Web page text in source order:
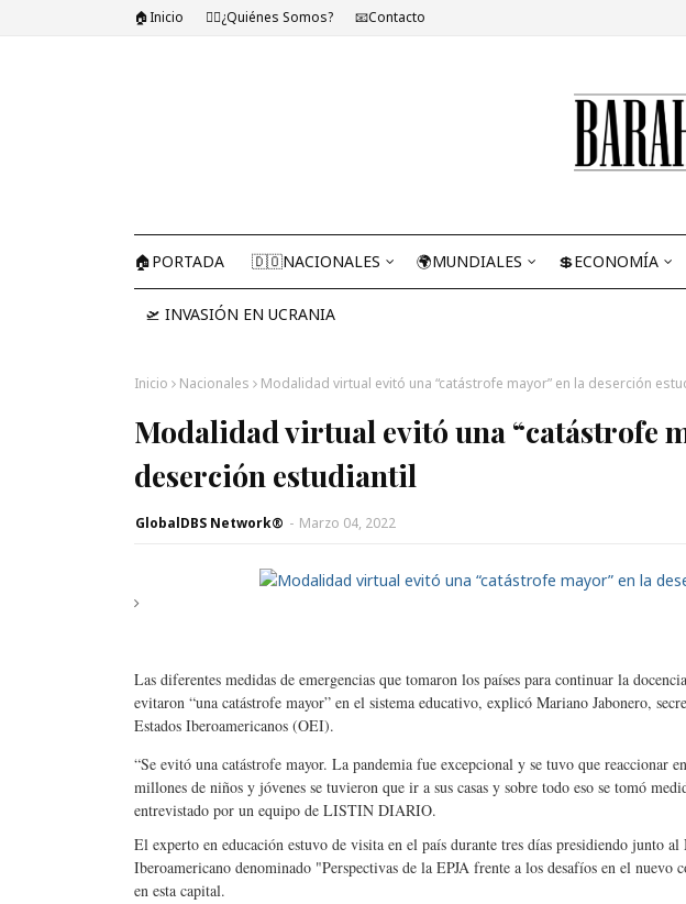
🏠Inicio 🤷‍♂️¿Quiénes Somos? 📧Contacto
🏠PORTADA 🇩🇴NACIONALES 🌍MUNDIALES 💲ECONOMÍA
🛫 INVASIÓN EN UCRANIA
Inicio Nacionales Modalidad virtual evitó una “catástrofe mayor” en la deserción
Modalidad virtual evitó una “catástrofe
deserción estudiantil
GlobalDBS Network® - Marzo 04, 2022
Las diferentes medidas de emergencias que tomaron los países para continuar la
evitaron “una catástrofe mayor” en el sistema educativo, explicó Mariano Jabonero,
Estados Iberoamericanos (OEI).
“Se evitó una catástrofe mayor. La pandemia fue excepcional y se tuvo que reaccionar
millones de niños y jóvenes se tuvieron que ir a sus casas y sobre todo eso se tomó
entrevistado por un equipo de LISTIN DIARIO.
El experto en educación estuvo de visita en el país durante tres días presidiendo junto
Iberoamericano denominado "Perspectivas de la EPJA frente a los desafíos en el nuevo
en esta capital.